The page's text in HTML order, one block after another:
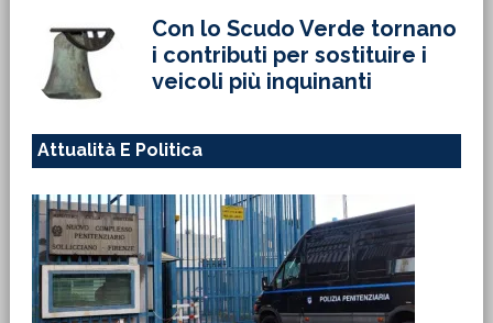
Con lo Scudo Verde tornano
i contributi per sostituire i
veicoli più inquinanti
Attualità E Politica